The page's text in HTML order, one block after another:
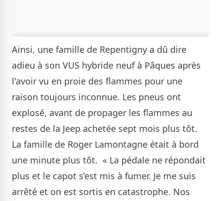
Ainsi, une famille de Repentigny a dû dire
adieu à son VUS hybride neuf à Pâques après
l'avoir vu en proie des flammes pour une
raison toujours inconnue. Les pneus ont
explosé, avant de propager les flammes au
restes de la Jeep achetée sept mois plus tôt.
La famille de Roger Lamontagne était à bord
une minute plus tôt. « La pédale ne répondait
plus et le capot s’est mis à fumer. Je me suis
arrêté et on est sortis en catastrophe. Nos